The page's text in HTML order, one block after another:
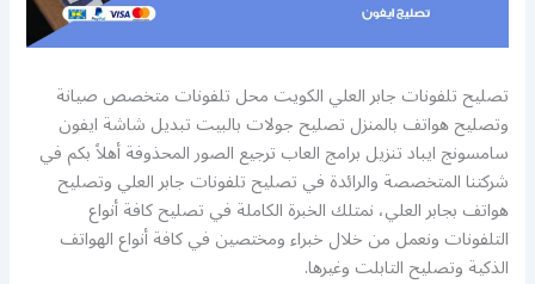
تصليح تلفونات جابر العلي الكويت محل تلفونات متخصص صيانة
وتصليح هواتف بالمنزل تصليح جولات بالبيت تبديل شاشة ايفون
سامسونج ايباد تنزيل برامج العاب ترجيع الصور المحذوفة أهلاً بكم في
شركتنا المتخصصة والرائدة في تصليح تلفونات جابر العلي وتصليح
هواتف بجابر العلي، نمتلك الخبرة الكاملة في تصليح كافة أنواع
التلفونات ونعمل من خلال خبراء ومختصين في كافة أنواع الهواتف
الذكية وتصليح التابلت وغيرها.